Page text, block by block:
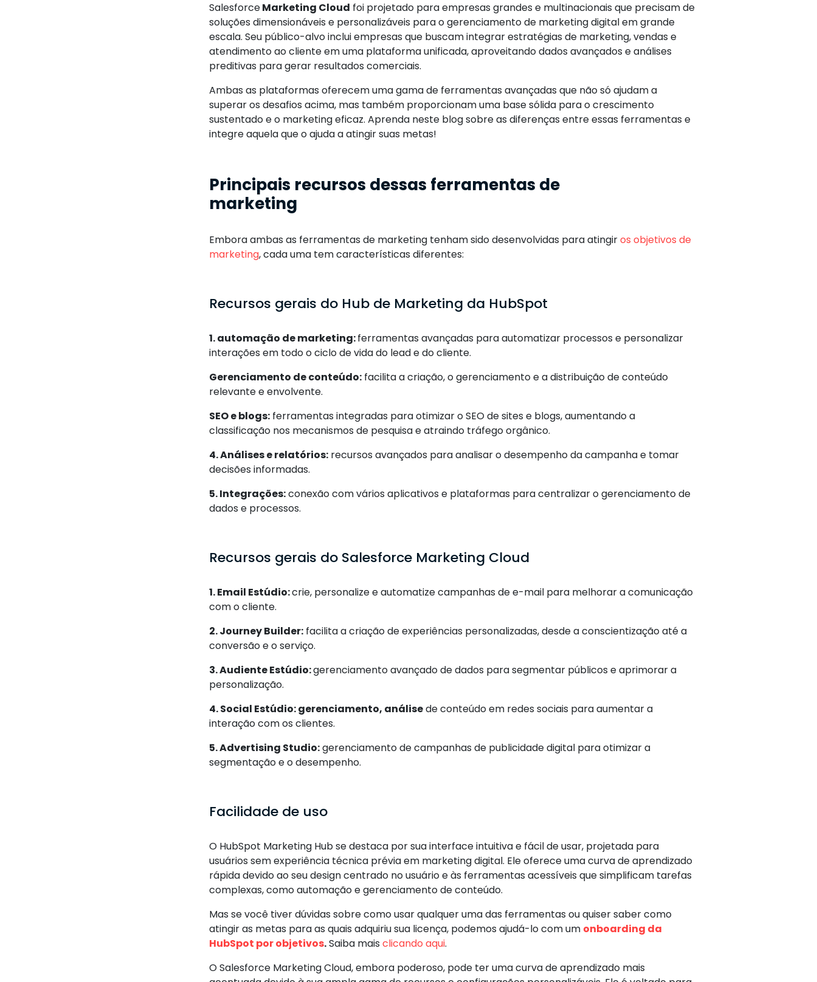
SalesforceMarketing Cloud foi projetado para empresas grandes e multinacionais que precisam de
soluções dimensionáveis e personalizáveis para o gerenciamento de marketing digital em grande
escala. Seu público-alvo inclui empresas que buscam integrar estratégias de marketing, vendas e
atendimento ao cliente em uma plataforma unificada, aproveitando dados avançados e análises
preditivas para gerar resultados comerciais.
Ambas as plataformas oferecem uma gama de ferramentas avançadas que não só ajudam a
superar os desafios acima, mas também proporcionam uma base sólida para o crescimento
sustentado e o marketing eficaz. Aprenda neste blog sobre as diferenças entre essas ferramentas e
integre aquela que o ajuda a atingir suas metas!
Principais recursos dessas ferramentas de
marketing
Embora ambas as ferramentas de marketing tenham sido desenvolvidas para atingiros objetivos de
marketing, cada uma tem características diferentes:
Recursos gerais do Hub de Marketing da HubSpot
1. automação de marketing:ferramentas avançadas para automatizar processos e personalizar
interações em todo o ciclo de vida do lead e do cliente.
Gerenciamento de conteúdo: facilita a criação, o gerenciamento e a distribuição de conteúdo
relevante e envolvente.
SEO e blogs: ferramentas integradas para otimizar o SEO de sites e blogs, aumentando a
classificação nos mecanismos de pesquisa e atraindo tráfego orgânico.
4. Análises e relatórios: recursos avançados para analisar o desempenho da campanha e tomar
decisões informadas.
5. Integrações:conexão com vários aplicativos e plataformas para centralizar o gerenciamento de
dados e processos.
Recursos gerais do Salesforce Marketing Cloud
1. Email Estúdio:crie, personalize e automatize campanhas de e-mail para melhorar a comunicação
com o cliente.
2. Journey Builder: facilita a criação de experiências personalizadas, desde a conscientização até a
conversão e o serviço.
3. Audiente Estúdio:gerenciamento avançado de dados para segmentar públicos e aprimorar a
personalização.
4. Social Estúdio: gerenciamento, análisede conteúdo em redes sociais para aumentar a
interação com os clientes.
5. Advertising Studio:gerenciamento de campanhas de publicidade digital para otimizar a
segmentação e o desempenho.
Facilidade de uso
O HubSpot Marketing Hub se destaca por sua interface intuitiva e fácil de usar, projetada para
usuários sem experiência técnica prévia em marketing digital. Ele oferece uma curva de aprendizado
rápida devido ao seu design centrado no usuário e às ferramentas acessíveis que simplificam tarefas
complexas, como automação e gerenciamento de conteúdo.
Mas se você tiver dúvidas sobre como usar qualquer uma das ferramentas ou quiser saber como
atingir as metas para as quais adquiriu sua licença, podemos ajudá-lo com um onboarding da
HubSpot por objetivos.Saiba mais clicando aqui.
O Salesforce Marketing Cloud, embora poderoso, pode ter uma curva de aprendizado mais